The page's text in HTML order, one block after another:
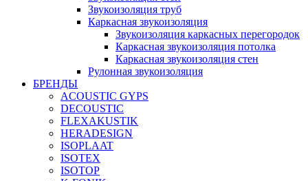
Звукоизоляция труб
Каркасная звукоизоляция
Звукоизоляция каркасных перегородок
Каркасная звукоизоляция потолка
Каркасная звукоизоляция стен
Рулонная звукоизоляция
БРЕНДЫ
ACOUSTIC GYPS
DECOUSTIC
FLEXAKUSTIK
HERADESIGN
ISOPLAAT
ISOTEX
ISOTOP